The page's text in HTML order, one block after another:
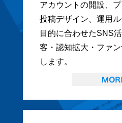
アカウントの開設、プ
投稿デザイン、運用ル
目的に合わせたSNS
客・認知拡大・ファ
します。